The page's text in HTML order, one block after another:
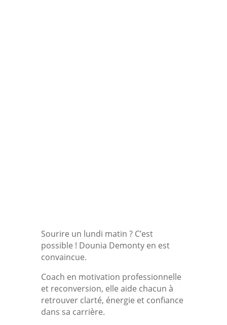
Sourire un lundi matin ? C’est
possible ! Dounia Demonty en est
convaincue.
Coach en motivation professionnelle
et reconversion, elle aide chacun à
retrouver clarté, énergie et confiance
dans sa carrière.